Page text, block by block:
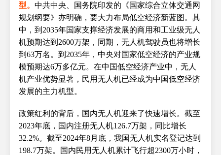
型。 中共中央、国务院印发的《国家综合立体交通网
规划纲要》亦明确，要大力布局低空经济新蓝图。其
中，到2035年国家支撑经济发展的商用和工业级无人
机预期达到2600万架，同期，无人机驾驶员也将增长
到63万名。到2035年，中央对国家低空经济的产业规
模预期达6万多亿元。在中国低空经济产业中，无人
机产业优势显著，民用无人机已经成为中国低空经济
发展的主力机型。
政策红利的背后，国内无人机迎来了快速增长。截至
2023年底，国内注册无人机126.7万架，同比增长
32.2%。截至2024年8月底，我国无人机实名登记达到
198.7万架。国内民用无人机累计飞行超2300万小时，